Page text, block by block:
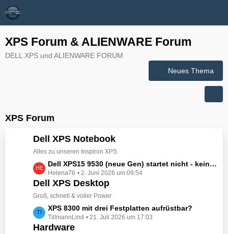
XPS Forum & ALIENWARE Forum
DELL XPS und ALIENWARE FORUM
Neues Thema
XPS Forum
Dell XPS Notebook
Alles zu unseren Inspiron XPS
L
e
t
z
e
B
Dell XPS15 9530 (neue Gen) startet nicht - kein booten, kein Licht - nichts tut sich - hat jemand eine Idee wie man ihn zum Leben erwecken könnte?
Helena76 2. Juni 2026 um 09:54
Dell XPS Desktop
Groß, schnell & voller Power
L
e
t
XPS 8300 mit drei Festplatten aufrüstbar?
TillmannLind 21. Juli 2026 um 17:03
Hardware